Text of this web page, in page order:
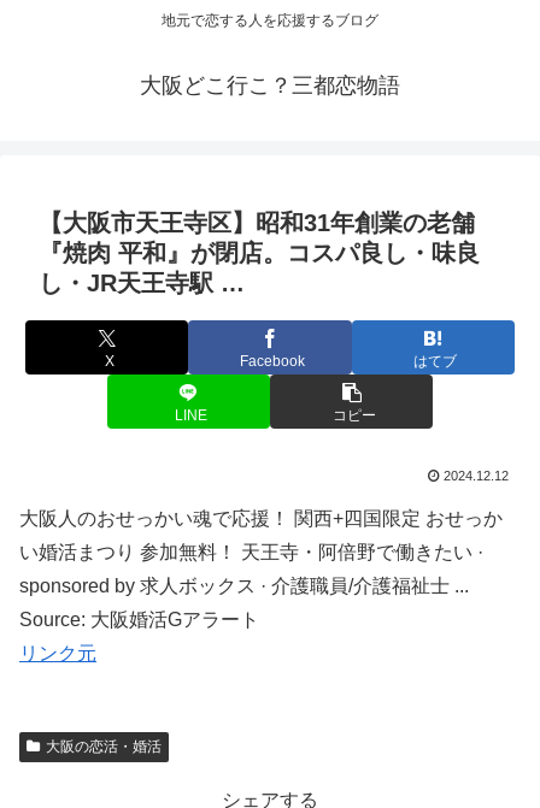
地元で恋する人を応援するブログ
大阪どこ行こ？三都恋物語
【大阪市天王寺区】昭和31年創業の老舗
『焼肉 平和』が閉店。コスパ良し・味良
し・JR天王寺駅 …
X Facebook はてブ
LINE コピー
2024.12.12
大阪人のおせっかい魂で応援！ 関西+四国限定 おせっか
い婚活まつり 参加無料！ 天王寺・阿倍野で働きたい ·
sponsored by 求人ボックス · 介護職員/介護福祉士 ...
Source: 大阪婚活Gアラート
リンク元
大阪の恋活・婚活
シェアする